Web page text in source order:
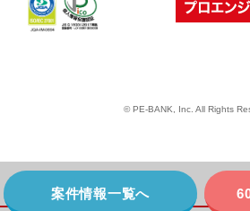
© PE-BANK, Inc. All Rights
案件情報一覧へ